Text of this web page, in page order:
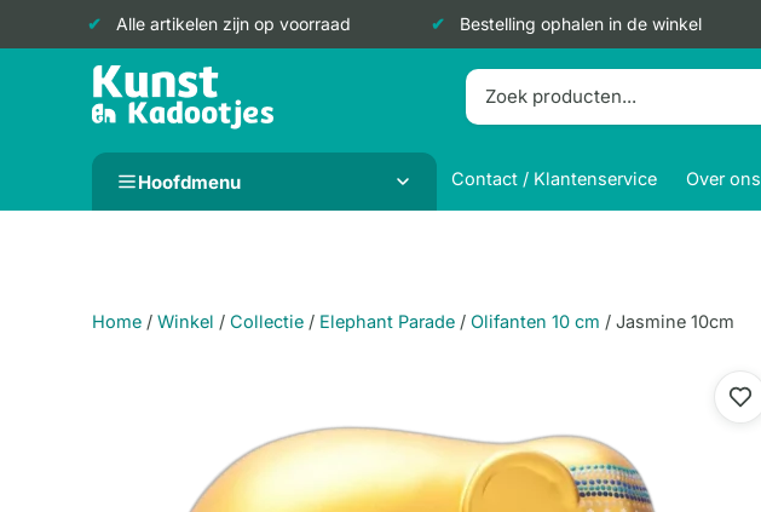
Alle artikelen zijn op voorraad Bestelling ophalen in de winkel
Doorgaan
Hoofdmenu Contact / Klantenservice Over ons
Home / Winkel / Collectie / Elephant Parade / Olifanten 10 cm / Jasmine 10cm